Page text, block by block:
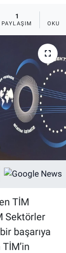
1
PAYLAŞIM
TİM
Sektörler
başarıya